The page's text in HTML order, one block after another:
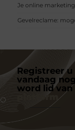
Je online
Gevelreclame:
Registreer u
vandaag
word lid van
platform